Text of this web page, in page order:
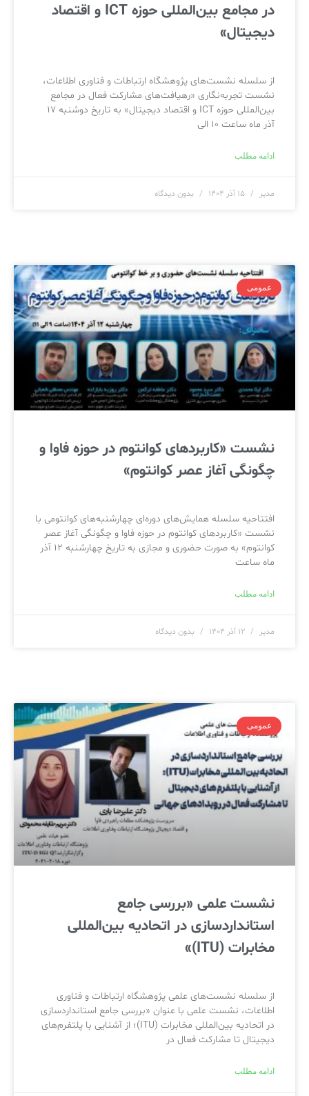
در مجامع بین‌المللی حوزه ICT و اقتصاد
دیجیتال»
از سلسله نشست‌های پژوهشگاه ارتباطات و فناوری اطلاعات،
نشست تجربه‌نگاری «رهیافت‌های مشارکت فعال در مجامع
بین‌المللی حوزه ICT و اقتصاد دیجیتال» به تاریخ دوشنبه ۱۷
آذر ماه ساعت ۱۰ الی
ادامه مطلب
مدیر ۱۵ آذر ۱۴۰۴ بدون دیدگاه
عمومی
نشست «کاربردهای کوانتوم در حوزه فاوا و
چگونگی آغاز عصر کوانتوم»
افتتاحیه سلسله همایش‌های دوره‌ای چهارشنبه‌های کوانتومی با
نشست «کاربردهای کوانتوم در حوزه فاوا و چگونگی آغاز عصر
کوانتوم» به صورت حضوری و مجازی به تاریخ چهارشنبه ۱۲ آذر
ماه ساعت
ادامه مطلب
مدیر ۱۲ آذر ۱۴۰۴ بدون دیدگاه
عمومی
نشست علمی «بررسی جامع
استانداردسازی در اتحادیه بین‌المللی
مخابرات (ITU)»
از سلسله نشست‌های علمی پژوهشگاه ارتباطات و فناوری
اطلاعات، نشست علمی با عنوان «بررسی جامع استانداردسازی
در اتحادیه بین‌المللی مخابرات (ITU)؛ از آشنایی با پلتفرم‌های
دیجیتال تا مشارکت فعال در
ادامه مطلب